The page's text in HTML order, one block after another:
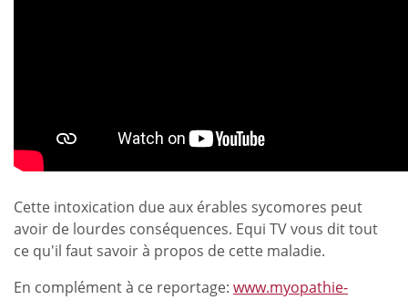
Cette intoxication due aux érables sycomores peut
avoir de lourdes conséquences. Equi TV vous dit tout
ce qu'il faut savoir à propos de cette maladie.
En complément à ce reportage: www.myopathie-